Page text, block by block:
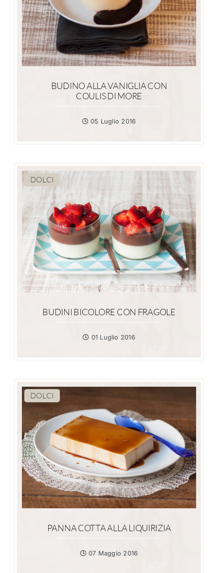
BUDINO ALLA VANIGLIA CON
COULIS DI MORE
05 Luglio 2016
DOLCI
BUDINI BICOLORE CON FRAGOLE
01 Luglio 2016
DOLCI
PANNA COTTA ALLA LIQUIRIZIA
07 Maggio 2016